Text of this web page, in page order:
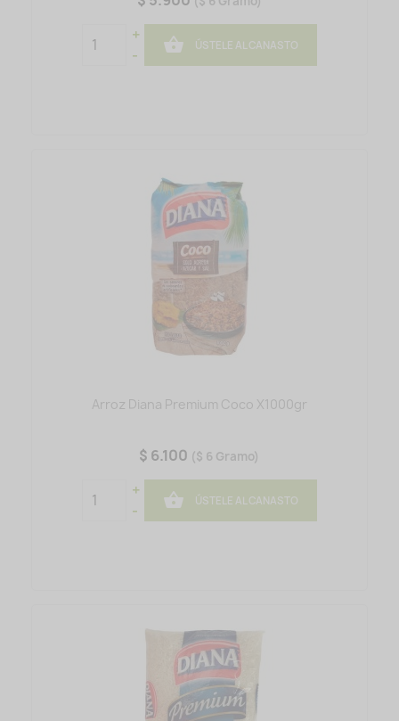
+
-
 ÚSTELE AL CANASTO
Arroz Diana Premium Coco X1000gr
$ 6.100 ($ 6 Gramo)
+
-
 ÚSTELE AL CANASTO